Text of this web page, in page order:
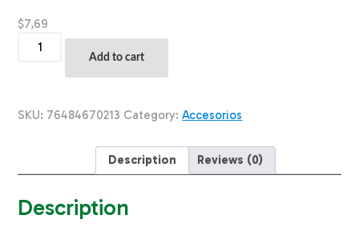
$7,69
Ajusatble
Corazon
3/8"X8"-12"
quantity
Add to cart
SKU: 76484670213 Category:Accesorios
Description Reviews (0)
Description